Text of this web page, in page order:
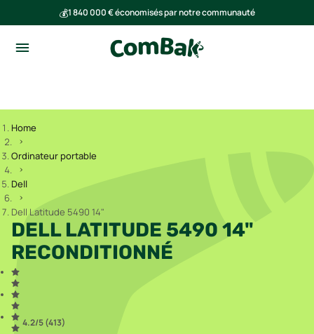
💰1 840 000 € économisés par notre communauté
Home
Ordinateur portable
Dell
Dell Latitude 5490 14"
DELL LATITUDE 5490 14"
RECONDITIONNÉ
4.2/5 (413)